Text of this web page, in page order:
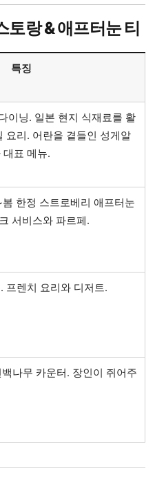
랑 & 애프터눈 티
특징
이닝. 일본 현지 식재료를 활
요리. 어란을 곁들인 성게알
대표 메뉴.
한정 스트로베리 애프터눈
서비스와 파르페.
프렌치 요리와 디저트.
나무 카운터. 장인이 쥐어주